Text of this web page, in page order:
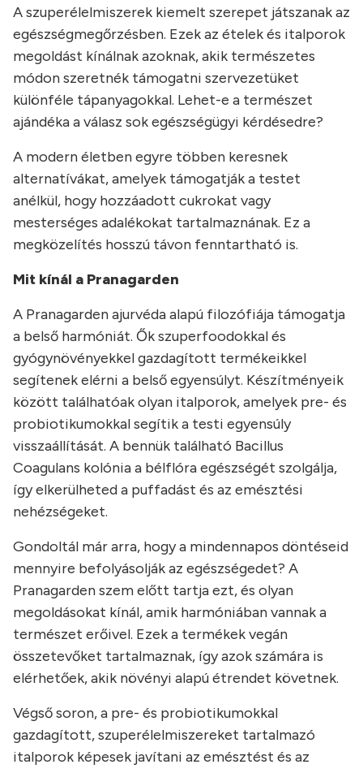
A szuperélelmiszerek kiemelt szerepet játszanak az
egészségmegőrzésben. Ezek az ételek és italporok
megoldást kínálnak azoknak, akik természetes
módon szeretnék támogatni szervezetüket
különféle tápanyagokkal. Lehet-e a természet
ajándéka a válasz sok egészségügyi kérdésedre?
A modern életben egyre többen keresnek
alternatívákat, amelyek támogatják a testet
anélkül, hogy hozzáadott cukrokat vagy
mesterséges adalékokat tartalmaznának. Ez a
megközelítés hosszú távon fenntartható is.
Mit kínál a Pranagarden
A Pranagarden ajurvéda alapú filozófiája támogatja
a belső harmóniát. Ők szuperfoodokkal és
gyógynövényekkel gazdagított termékeikkel
segítenek elérni a belső egyensúlyt. Készítményeik
között találhatóak olyan italporok, amelyek pre- és
probiotikumokkal segítik a testi egyensúly
visszaállítását. A bennük található Bacillus
Coagulans kolónia a bélflóra egészségét szolgálja,
így elkerülheted a puffadást és az emésztési
nehézségeket.
Gondoltál már arra, hogy a mindennapos döntéseid
mennyire befolyásolják az egészségedet? A
Pranagarden szem előtt tartja ezt, és olyan
megoldásokat kínál, amik harmóniában vannak a
természet erőivel. Ezek a termékek vegán
összetevőket tartalmaznak, így azok számára is
elérhetőek, akik növényi alapú étrendet követnek.
Végső soron, a pre- és probiotikumokkal
gazdagított, szuperélelmiszereket tartalmazó
italporok képesek javítani az emésztést és az